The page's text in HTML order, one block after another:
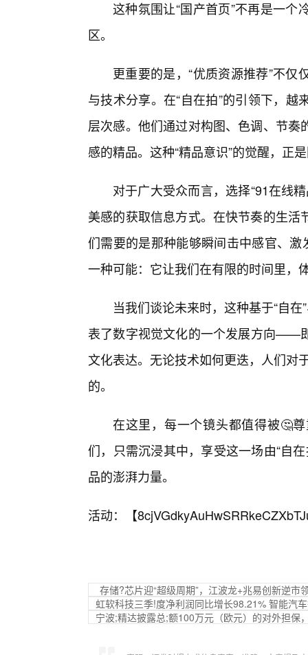
这种氛围让“国产首页”不再是一
区。
更重要的是，“优质资源推荐”不
与技术分享。在“自在拍”的引领下，
层次感。他们通过对构图、色调、节
感的精品。这种“精品意识”的觉醒，正
对于广大受众而言，选择“91在线
美感的获取信息方式。在快节奏的生
们需要的是那种能够瞬间击中感官、
一种可能：它让我们在有限的时间里，
当我们谈论未来时，这种基于“自
表了数字视觉文化的一个发展方向——
文化表达。无论技术如何更迭，人们对
的。
在这里，每一个镜头都值得被🤔
们，只需沉浸其中，享受这一场由“自
品的澎湃力量。
活动：【
存储?芯片迎“超级周期”，江波龙+兆易创新逆
虹软科技三季!度净利润同比增长98.21% 智能汽
宁波;精达披露总;额100万元（欧元）的对外担保